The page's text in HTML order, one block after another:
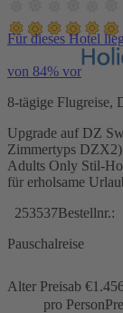
Für dieses Hotel
von 84% vor
8-tägige Flugreise,
Upgrade auf DZ
Zimmertyps
Adults Only Stil-
für erholsame
253537Bestellnr.:
Pauschalreise
Alter Preisab €
pro Person